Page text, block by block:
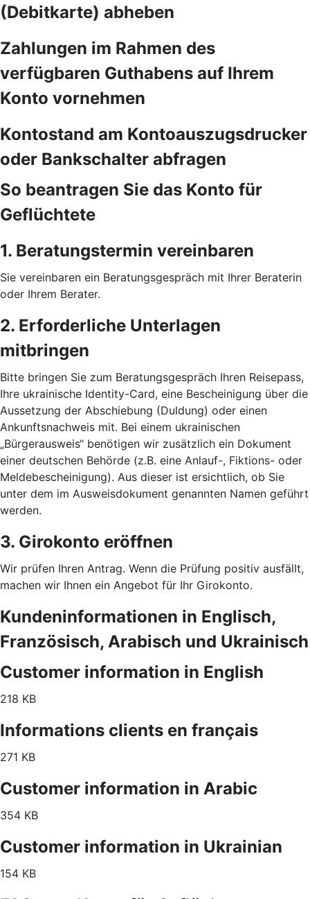
(Debitkarte) abheben
Zahlungen im Rahmen des
verfügbaren Guthabens auf Ihrem
Konto vornehmen
Kontostand am Kontoauszugsdrucker
oder Bankschalter abfragen
So beantragen Sie das Konto für
Geflüchtete
1. Beratungstermin vereinbaren
Sie vereinbaren ein Beratungsgespräch mit Ihrer Beraterin
oder Ihrem Berater.
2. Erforderliche Unterlagen
mitbringen
Bitte bringen Sie zum Beratungsgespräch Ihren Reisepass,
Ihre ukrainische Identity-Card, eine Bescheinigung über die
Aussetzung der Abschiebung (Duldung) oder einen
Ankunftsnachweis mit. Bei einem ukrainischen
„Bürgerausweis“ benötigen wir zusätzlich ein Dokument
einer deutschen Behörde (z.B. eine Anlauf-, Fiktions- oder
Meldebescheinigung). Aus dieser ist ersichtlich, ob Sie
unter dem im Ausweisdokument genannten Namen geführt
werden.
3. Girokonto eröffnen
Wir prüfen Ihren Antrag. Wenn die Prüfung positiv ausfällt,
machen wir Ihnen ein Angebot für Ihr Girokonto.
Kundeninformationen in Englisch,
Französisch, Arabisch und Ukrainisch
Customer information in English
218 KB
Informations clients en français
271 KB
Customer information in Arabic
354 KB
Customer information in Ukrainian
154 KB